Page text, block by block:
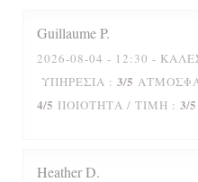
GuillaumeP
2026-08-04 - 12:30 -
ΥΠΗΡΕΣΊΑ : 3/5
4/5 ΠΟΙΌΤΗΤΑ / ΤΙΜΉ : 3/5
HeatherD